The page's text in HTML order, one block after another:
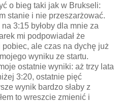
o bieg taki jak w Brukseli:
stanie i nie przeszarżować.
3:15 byłoby dla mnie za
mi podpowiadał że
ale czas na dychę już
wyniku ze startu.
ostatnie wyniki: aż trzy lata
3:20, ostatnie pięć
wynik bardzo słaby z
to wreszcie zmienić i